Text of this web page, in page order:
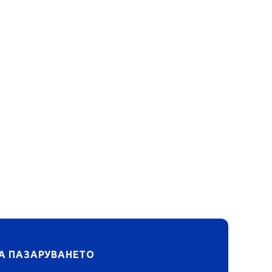
ПАЗАРУВАНЕТО